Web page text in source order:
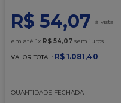
R$ 54,07
em até 1x R$ 54,07 sem juros
VALOR TOTAL: R$ 1.081,40
QUANTIDADE FECHADA
9º
caixa kraft
10º chocolate